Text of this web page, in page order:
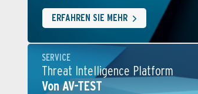
ERFAHREN SIE MEHR
SERVICE
Threat Intelligence Platform
Von AV-TEST